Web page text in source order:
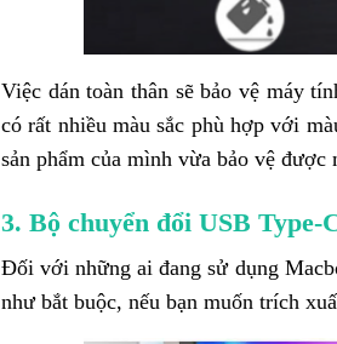
Việc dán toàn thân sẽ bảo vệ máy
có rất nhiều màu sắc phù hợp với
sản phẩm của mình vừa bảo vệ
3. Bộ chuyển đổi USB Type-
Đối với những ai đang sử dụng
như bắt buộc, nếu bạn muốn trích